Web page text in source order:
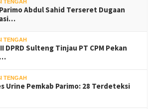
TENGAH
Abdul Sahid Terseret Dugaan
TENGAH
DPRD Sulteng Tinjau PT CPM Pekan
TENGAH
Urine Pemkab Parimo: 28 Terdeteksi